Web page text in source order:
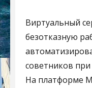
Виртуальный
безотказную
советников
На платформе